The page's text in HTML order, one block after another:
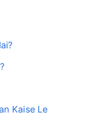
Kaise Le